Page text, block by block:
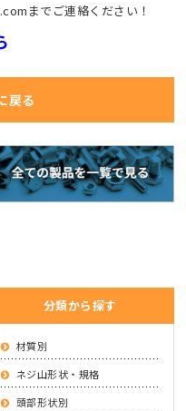
までご連絡ください！
戻る
分類から探す
材質別
ネジ山形状・規格
頭部形状別